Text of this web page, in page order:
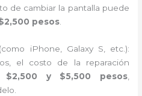
de cambiar la pantalla puede
pesos.
iPhone, Galaxy S, etc.):
el costo de la reparación
$2,500 y $5,500 pesos,